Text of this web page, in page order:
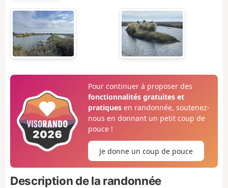
Pour continuer à proposer des
fonctionnalités gratuites et
pratiquesen randonnée, soutenez-
nous en donnant un petit coup de
pouce !
Je donne un coup de pouce
Description de la randonnée